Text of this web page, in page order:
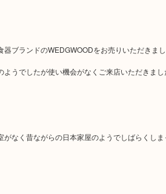
器ブランドのWEDGWOODをお売りいただきまし
ようでしたが使い機会がなくご来店いただきまし
がなく昔ながらの日本家屋のようでしばらくし